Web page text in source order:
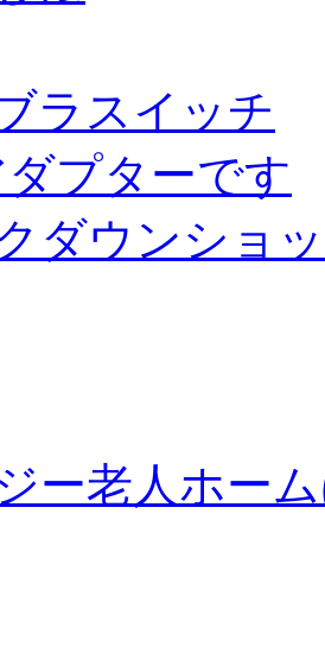
ラスイッチ
プターです
ダウンショ
ー老人ホー